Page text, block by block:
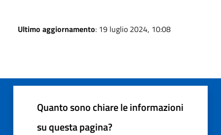
Ultimo aggiornamento: 19 luglio 2024, 10:08
Quanto sono chiare le informazioni
su questa pagina?